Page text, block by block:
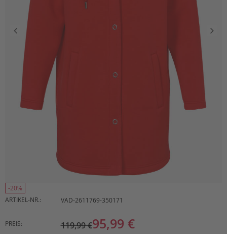
-20%
ARTIKEL-NR.:
VAD-2611769-350171
PREIS: 119,99 €95,99 €